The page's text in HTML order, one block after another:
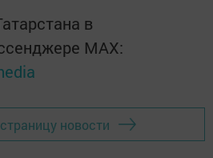
в
MАХ:
новости